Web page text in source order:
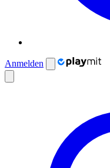
Anmelden